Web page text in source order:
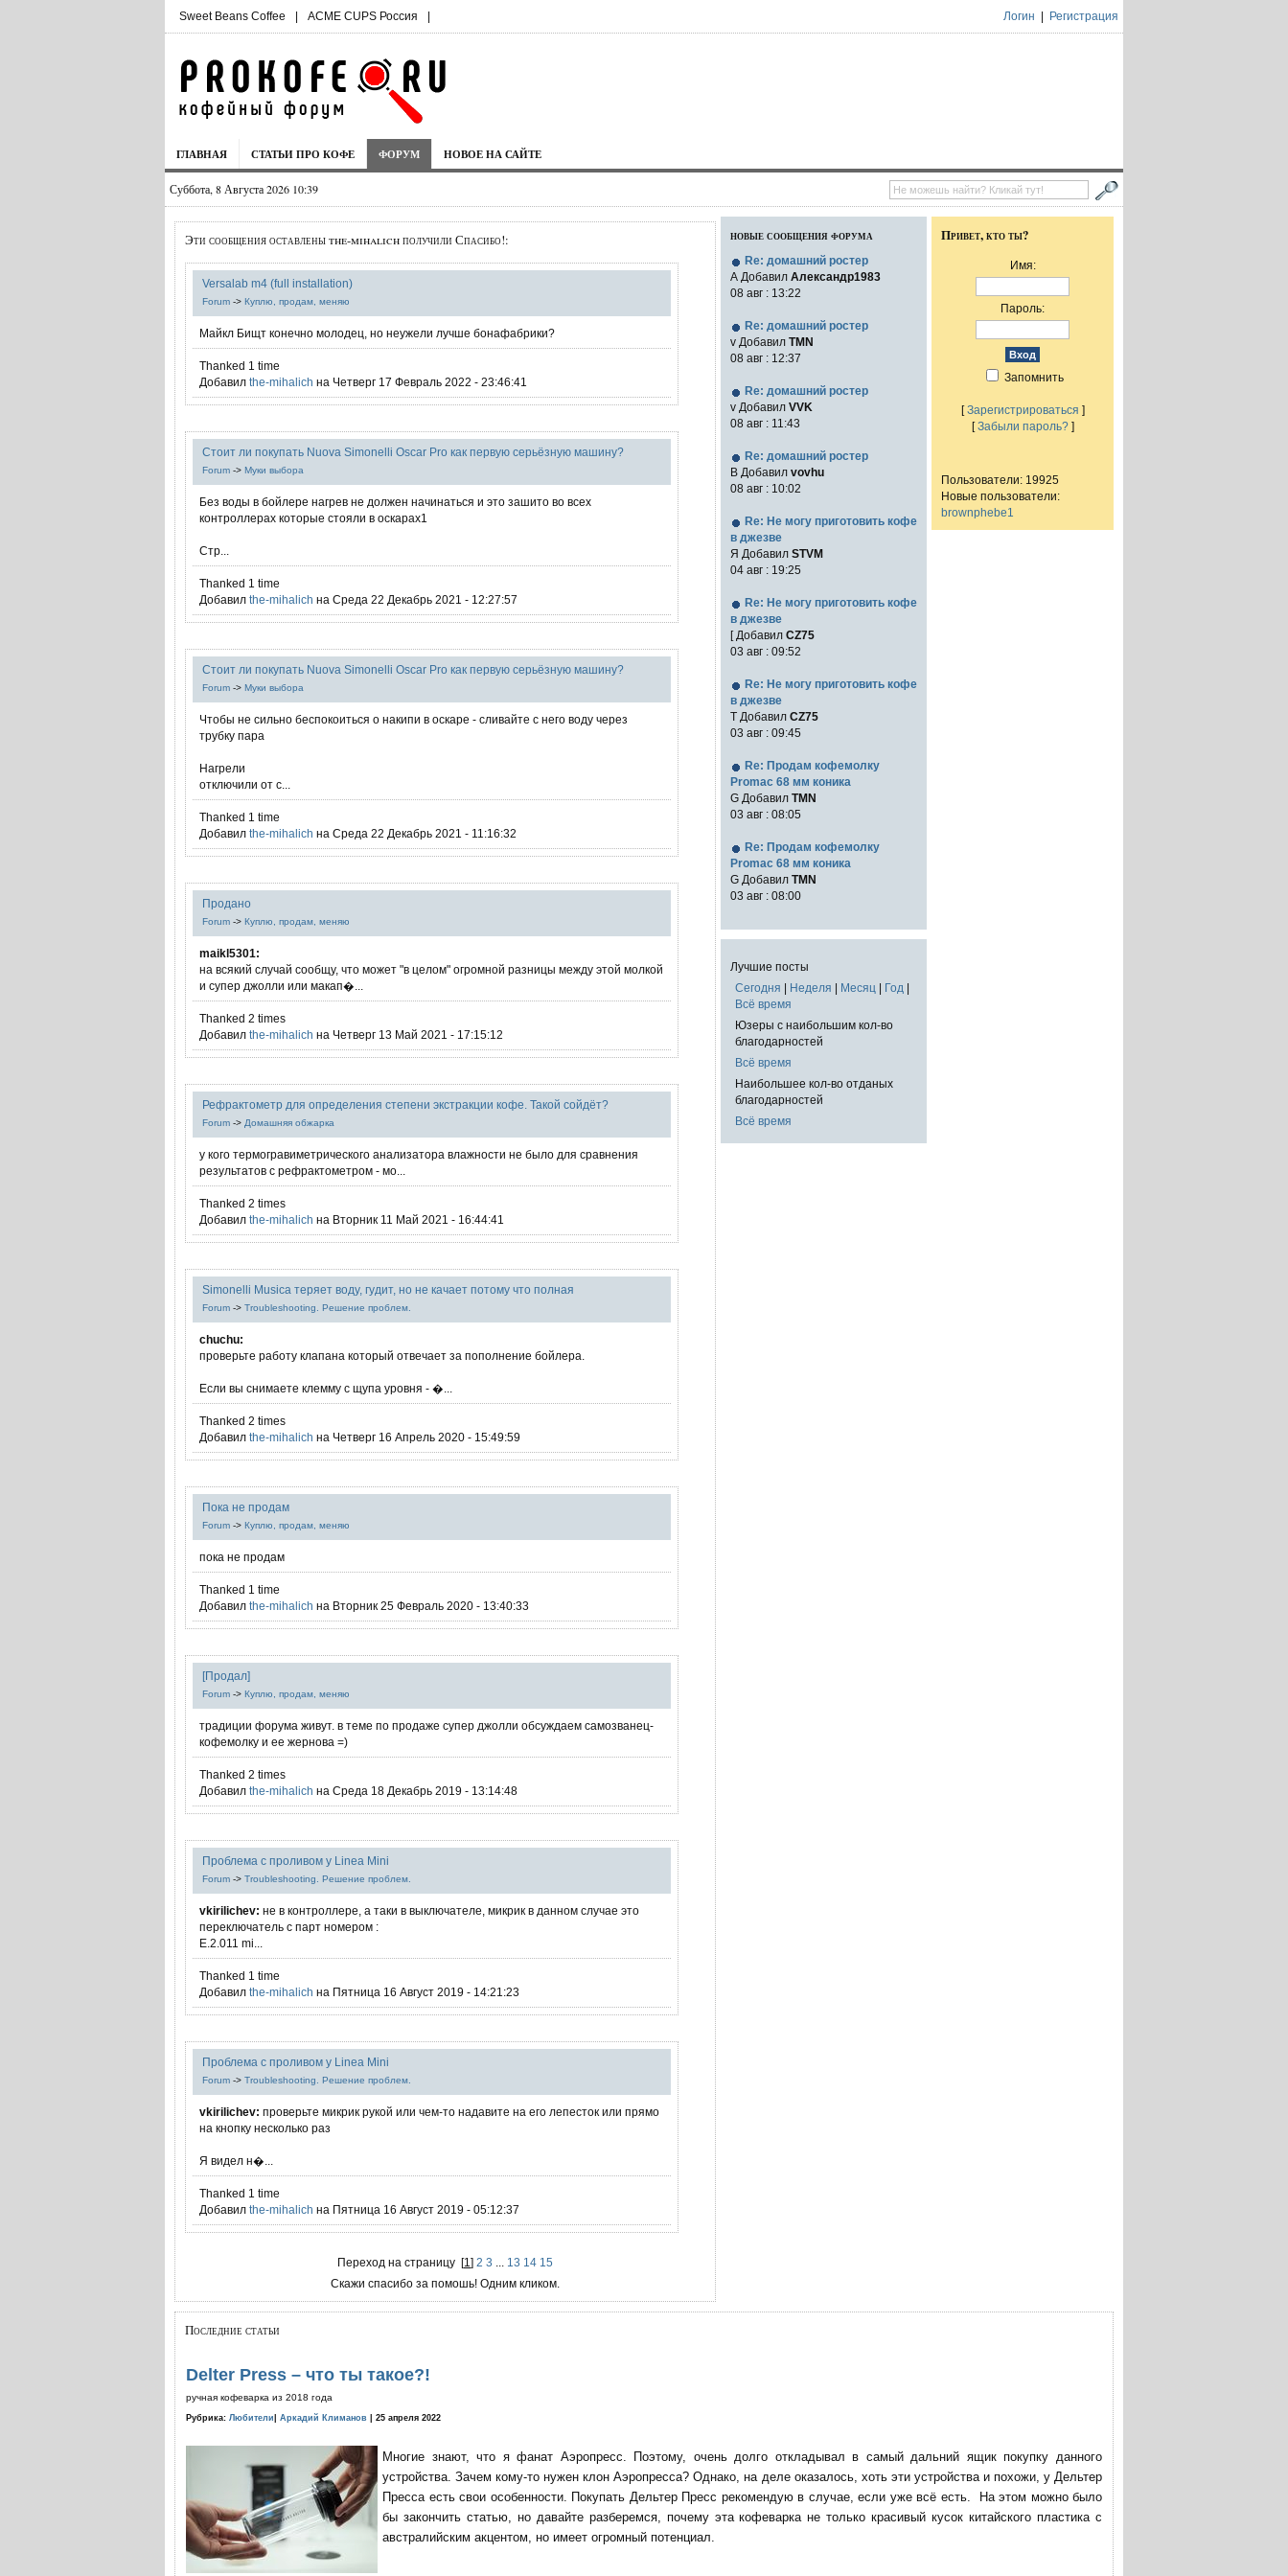
Sweet Beans Coffee | ACME CUPS Россия | Логин Регистрация
ГЛАВНАЯ СТАТЬИ ПРО КОФЕ ФОРУМ НОВОЕ НА САЙТЕ
Суббота, 8 Августа 2026 10:39
Эти сообщения оставлены the-mihalich получили Спасибо!:
Versalab m4 (full installation)
Forum -> Куплю, продам, меняю
Майкл Бищт конечно молодец, но неужели лучше бонафабрики?
Thanked 1 time
Добавил the-mihalich на Четверг 17 Февраль 2022 - 23:46:41
Стоит ли покупать Nuova Simonelli Oscar Pro как первую серьёзную машину?
Forum -> Муки выбора
Без воды в бойлере нагрев не должен начинаться и это зашито во всех
контроллерах которые стояли в оскарах1
Стр...
Thanked 1 time
Добавил the-mihalich на Среда 22 Декабрь 2021 - 12:27:57
Стоит ли покупать Nuova Simonelli Oscar Pro как первую серьёзную машину?
Forum -> Муки выбора
Чтобы не сильно беспокоиться о накипи в оскаре - сливайте с него воду через
трубку пара
Нагрели
отключили от с...
Thanked 1 time
Добавил the-mihalich на Среда 22 Декабрь 2021 - 11:16:32
Продано
Forum -> Куплю, продам, меняю
maikl5301:
на всякий случай сообщу, что может "в целом" огромной разницы между этой молкой
и супер джолли или макап�...
Thanked 2 times
Добавил the-mihalich на Четверг 13 Май 2021 - 17:15:12
Рефрактометр для определения степени экстракции кофе. Такой сойдёт?
Forum -> Домашняя обжарка
у кого термогравиметрического анализатора влажности не было для сравнения
результатов с рефрактометром - мо...
Thanked 2 times
Добавил the-mihalich на Вторник 11 Май 2021 - 16:44:41
Simonelli Musica теряет воду, гудит, но не качает потому что полная
Forum -> Troubleshooting. Решение проблем.
chuchu:
проверьте работу клапана который отвечает за пополнение бойлера.
Если вы снимаете клемму с щупа уровня - �...
Thanked 2 times
Добавил the-mihalich на Четверг 16 Апрель 2020 - 15:49:59
Пока не продам
Forum -> Куплю, продам, меняю
пока не продам
Thanked 1 time
Добавил the-mihalich на Вторник 25 Февраль 2020 - 13:40:33
[Продал]
Forum -> Куплю, продам, меняю
традиции форума живут. в теме по продаже супер джолли обсуждаем самозванец-
кофемолку и ее жернова =)
Thanked 2 times
Добавил the-mihalich на Среда 18 Декабрь 2019 - 13:14:48
Проблема с проливом у Linea Mini
Forum -> Troubleshooting. Решение проблем.
vkirilichev: не в контроллере, а таки в выключателе, микрик в данном случае это
переключатель с парт номером :
E.2.011 mi...
Thanked 1 time
Добавил the-mihalich на Пятница 16 Август 2019 - 14:21:23
Проблема с проливом у Linea Mini
Forum -> Troubleshooting. Решение проблем.
vkirilichev: проверьте микрик рукой или чем-то надавите на его лепесток или прямо
на кнопку несколько раз
Я видел н�...
Thanked 1 time
Добавил the-mihalich на Пятница 16 Август 2019 - 05:12:37
Переход на страницу [1 ] 2 3 13 14 15
Скажи спасибо за помошь! Одним кликом.
новые сообщения форума
Re: домашний ростер
А Добавил Александр1983
08 авг : 13:22
Re: домашний ростер
v Добавил TMN
08 авг : 12:37
Re: домашний ростер
v Добавил VVK
08 авг : 11:43
Re: домашний ростер
В Добавил vovhu
08 авг : 10:02
Re: Не могу приготовить кофе
в джезве
Я Добавил STVM
04 авг : 19:25
Re: Не могу приготовить кофе
в джезве
[ Добавил CZ75
03 авг : 09:52
Re: Не могу приготовить кофе
в джезве
Т Добавил CZ75
03 авг : 09:45
Re: Продам кофемолку
Promac 68 мм коника
G Добавил TMN
03 авг : 08:05
Re: Продам кофемолку
Promac 68 мм коника
G Добавил TMN
03 авг : 08:00
Лучшие посты
Сегодня | Неделя | Месяц | Год |
Всё время
Юзеры с наибольшим кол-во
благодарностей
Всё время
Наибольшее кол-во отданых
благодарностей
Всё время
Привет, кто ты?
Имя:
Пароль:
Запомнить
[Зарегистрироваться ]
[Забыли пароль?]
Пользователи: 19925
Новые пользователи:
brownphebe1
Последние статьи
Delter Press – что ты такое?!
ручная кофеварка из 2018 года
Рубрика: Любители Аркадий Климанов | 25 апреля 2022
Многие знают, что я фанат Аэропресс. Поэтому, очень долго откладывал в самый дальний ящик покупку данного
устройства. Зачем кому-то нужен клон Аэропресса? Однако, на деле оказалось, хоть эти устройства и похожи, у Дельтер
Пресса есть свои особенности. Покупать Дельтер Пресс рекомендую в случае, если уже всё есть. На этом можно было
бы закончить статью, но давайте разберемся, почему эта кофеварка не только красивый кусок китайского пластика с
австралийским акцентом, но имеет огромный потенциал.